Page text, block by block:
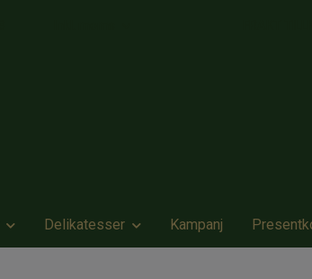
Delikatesser Kampanj